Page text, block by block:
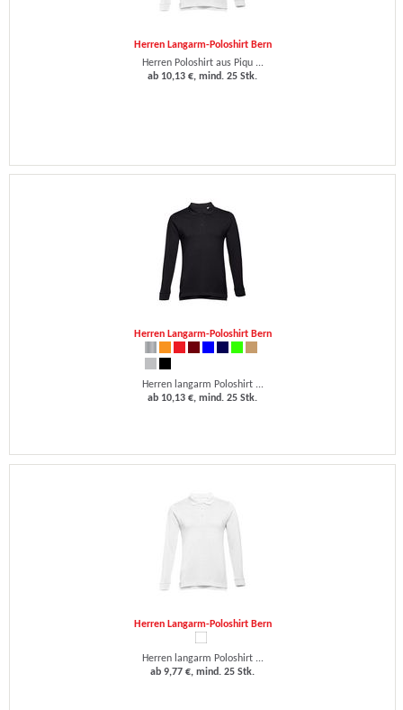
Herren Langarm-Poloshirt Bern
Herren Poloshirt aus Piqu ...
ab 10,13 €, mind. 25 Stk.
Herren Langarm-Poloshirt Bern
Herren langarm Poloshirt ...
ab 10,13 €, mind. 25 Stk.
Herren Langarm-Poloshirt Bern
Herren langarm Poloshirt ...
ab 9,77 €, mind. 25 Stk.